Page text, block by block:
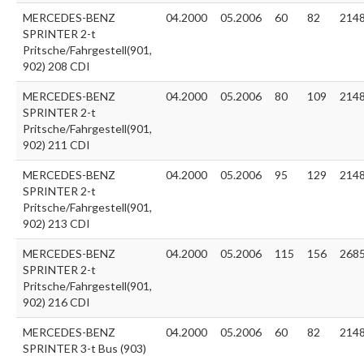
MERCEDES-BENZ
SPRINTER 2-t
Pritsche/Fahrgestell(901,
902) 208 CDI
04.2000 05.2006 60 82
MERCEDES-BENZ
SPRINTER 2-t
Pritsche/Fahrgestell(901,
902) 211 CDI
04.2000 05.2006 80 109
MERCEDES-BENZ
SPRINTER 2-t
Pritsche/Fahrgestell(901,
902) 213 CDI
04.2000 05.2006 95 129
MERCEDES-BENZ
SPRINTER 2-t
Pritsche/Fahrgestell(901,
902) 216 CDI
04.2000 05.2006 115 156
MERCEDES-BENZ
SPRINTER 3-t Bus (903)
04.2000 05.2006 60 82